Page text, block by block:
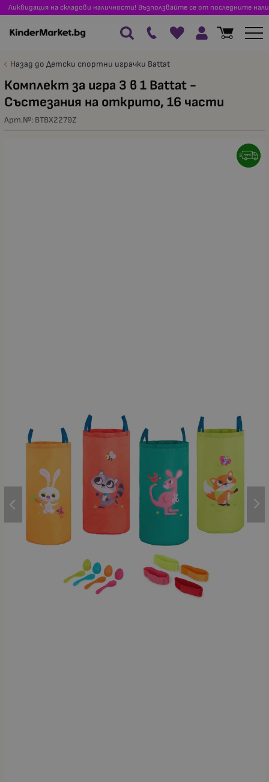
Ликвидация на складови наличности! Възползвайте се от последните
Назад до Детски спортни играчки Battat
Комплект за игра 3 в 1 Battat -
Състезания на открито, 16 части
Арт.№: BTBX2279Z